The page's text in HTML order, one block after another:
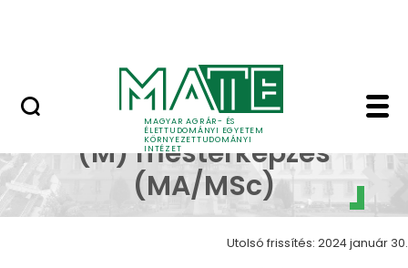
MAGYAR AGRÁR- ÉS
ÉLETTUDOMÁNYI EGYETEM
KÖRNYEZETTUDOMÁNYI
INTÉZET
Környezetmérnöki
Környezetmérnöki
(M) mesterképzés
(MA/MSc)
Utolsó frissítés: 2024 január 30.